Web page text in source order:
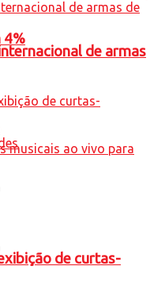
4%
de curtas-
de armas